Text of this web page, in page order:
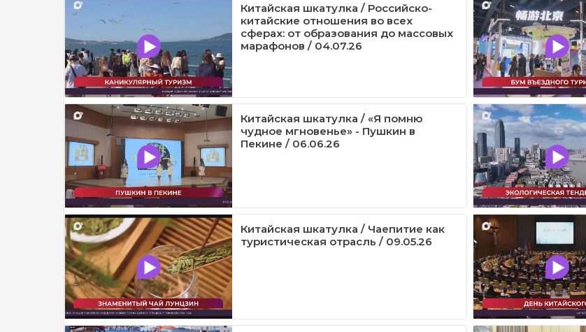
Китайская шкатулка / Российско-
китайские отношения во всех
сферах: от образования до массовых
марафонов / 04.07.26
Китайская шкатулка / «Я помню
чудное мгновенье» - Пушкин в
Пекине / 06.06.26
Китайская шкатулка / Чаепитие как
туристическая отрасль / 09.05.26